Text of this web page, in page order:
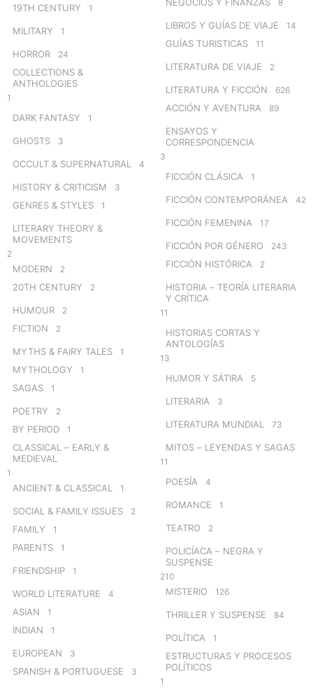
19TH CENTURY 1
MILITARY 1
HORROR 24
COLLECTIONS &
ANTHOLOGIES
1
DARK FANTASY 1
GHOSTS 3
OCCULT & SUPERNATURAL 4
HISTORY & CRITICISM 3
GENRES & STYLES 1
LITERARY THEORY &
MOVEMENTS
2
MODERN 2
20TH CENTURY 2
HUMOUR 2
FICTION 2
MYTHS & FAIRY TALES 1
MYTHOLOGY 1
SAGAS 1
POETRY 2
BY PERIOD 1
CLASSICAL – EARLY &
MEDIEVAL
1
ANCIENT & CLASSICAL 1
SOCIAL & FAMILY ISSUES 2
FAMILY 1
PARENTS 1
FRIENDSHIP 1
WORLD LITERATURE 4
ASIAN 1
INDIAN 1
EUROPEAN 3
SPANISH & PORTUGUESE 3
NEGOCIOS Y FINANZAS 8
LIBROS Y GUÍAS DE VIAJE 14
GUÍAS TURISTICAS 11
LITERATURA DE VIAJE 2
LITERATURA Y FICCIÓN 626
ACCIÓN Y AVENTURA 89
ENSAYOS Y
CORRESPONDENCIA
3
FICCIÓN CLÁSICA 1
FICCIÓN CONTEMPORÁNEA 42
FICCIÓN FEMENINA 17
FICCIÓN POR GÉNERO 243
FICCIÓN HISTÓRICA 2
HISTORIA – TEORÍA LITERARIA
Y CRÍTICA
11
HISTORIAS CORTAS Y
ANTOLOGÍAS
13
HUMOR Y SÁTIRA 5
LITERARIA 3
LITERATURA MUNDIAL 73
MITOS – LEYENDAS Y SAGAS
11
POESÍA 4
ROMANCE 1
TEATRO 2
POLICÍACA – NEGRA Y
SUSPENSE
210
MISTERIO 126
THRILLER Y SUSPENSE 84
POLÍTICA 1
ESTRUCTURAS Y PROCESOS
POLÍTICOS
1